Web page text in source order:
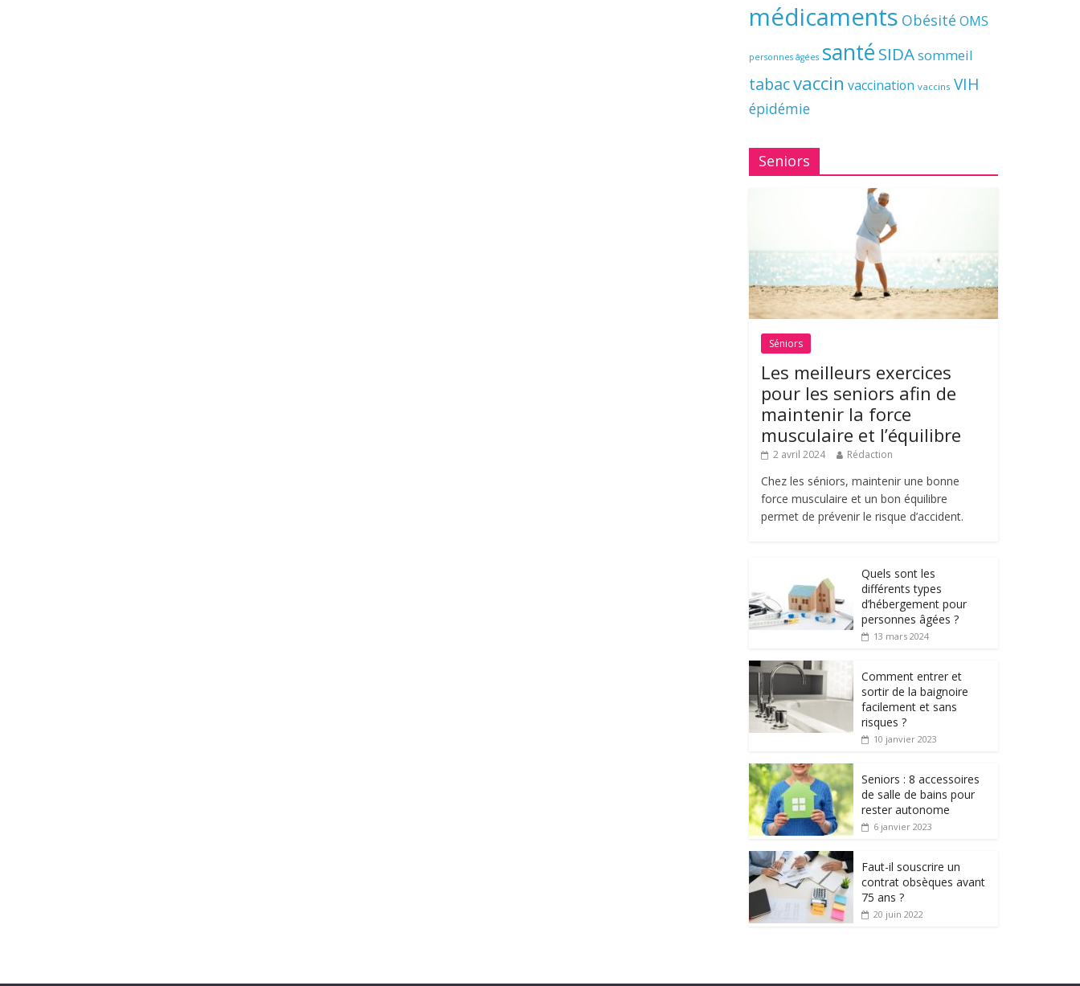
médicaments Obésité OMS
personnes âgées santé SIDAsommeil
tabacvaccin vaccination vaccins VIH
épidémie
Seniors
Séniors
Les meilleurs exercices
pour les seniors afin de
maintenir la force
musculaire et l’équilibre
2 avril 2024 Rédaction
Chez les séniors, maintenir une bonne
force musculaire et un bon équilibre
permet de prévenir le risque d’accident.
Quels sont les
différents types
d’hébergement pour
personnes âgées ?
13 mars 2024
Comment entrer et
sortir de la baignoire
facilement et sans
risques ?
10 janvier 2023
Seniors : 8 accessoires
de salle de bains pour
rester autonome
6 janvier 2023
Faut-il souscrire un
contrat obsèques avant
75 ans ?
20 juin 2022